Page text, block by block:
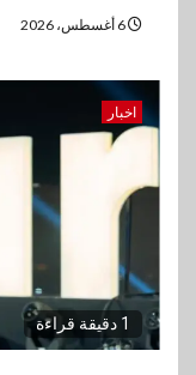
اخبار
1 دقيقة قراءة